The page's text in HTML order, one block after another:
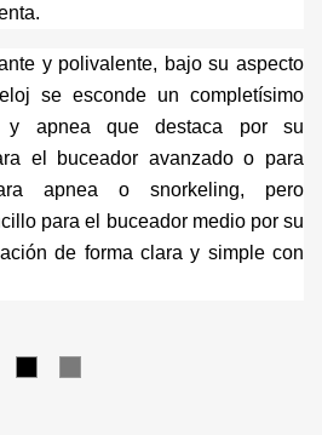
y polivalente, bajo su aspecto
se esconde un completísimo
y apnea que destaca por su
el buceador avanzado o para
apnea o snorkeling, pero
para el buceador medio por su
de forma clara y simple con